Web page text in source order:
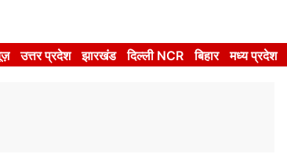
उत्तर प्रदेश झारखंड दिल्ली NCR बिहार मध्य प्रदेश